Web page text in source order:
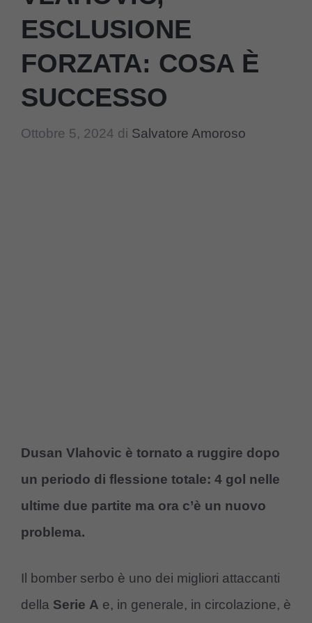
ESCLUSIONE
FORZATA: COSA È
SUCCESSO
Ottobre 5, 2024 di Salvatore Amoroso
Dusan Vlahovic è tornato a ruggire dopo
un periodo di flessione totale: 4 gol nelle
ultime due partite ma ora c’è un nuovo
problema.
Il bomber serbo è uno dei migliori attaccanti
della Serie A e, in generale, in circolazione, è